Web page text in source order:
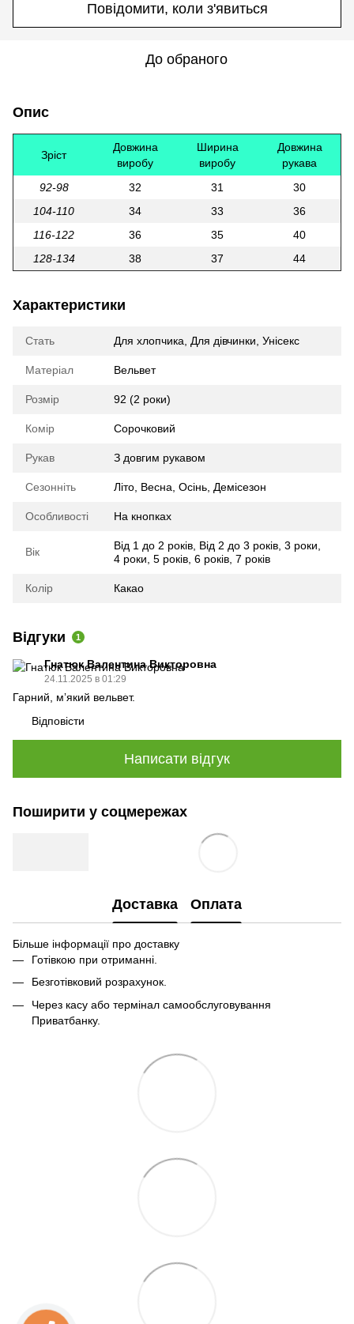
Повідомити, коли з'явиться
До обраного
Опис
Зріст
Довжина
виробу
Ширина
виробу
Довжина
рукава
92-98
32 31
30
104-110
34 33
36
116-122
36 35
40
128-134
38 37 44
Характеристики
Стать Для хлопчика Для дівчинки Унісекс
Матеріал Вельвет
Розмір 92 (2 роки)
Комір Сорочковий
Рукав З довгим рукавом
Сезонніть Літо, Весна, Осінь, Демісезон
Особливості На кнопках
Вік Від 1 до 2 років Від 2 до 3 років 3 роки
4 роки 5 років 6 років 7 років
Колір Какао
Відгуки 1
Гнатюк Валентина Викторовна
24.11.2025 в 01:29
Гарний, мʼякий вельвет.
Відповісти
Написати відгук
Поширити у соцмережах
Доставка Оплата
Більше інформації про доставку
Готівкою при отриманні.
Безготівковий розрахунок.
Через касу або термінал самообслуговування
Приватбанку.